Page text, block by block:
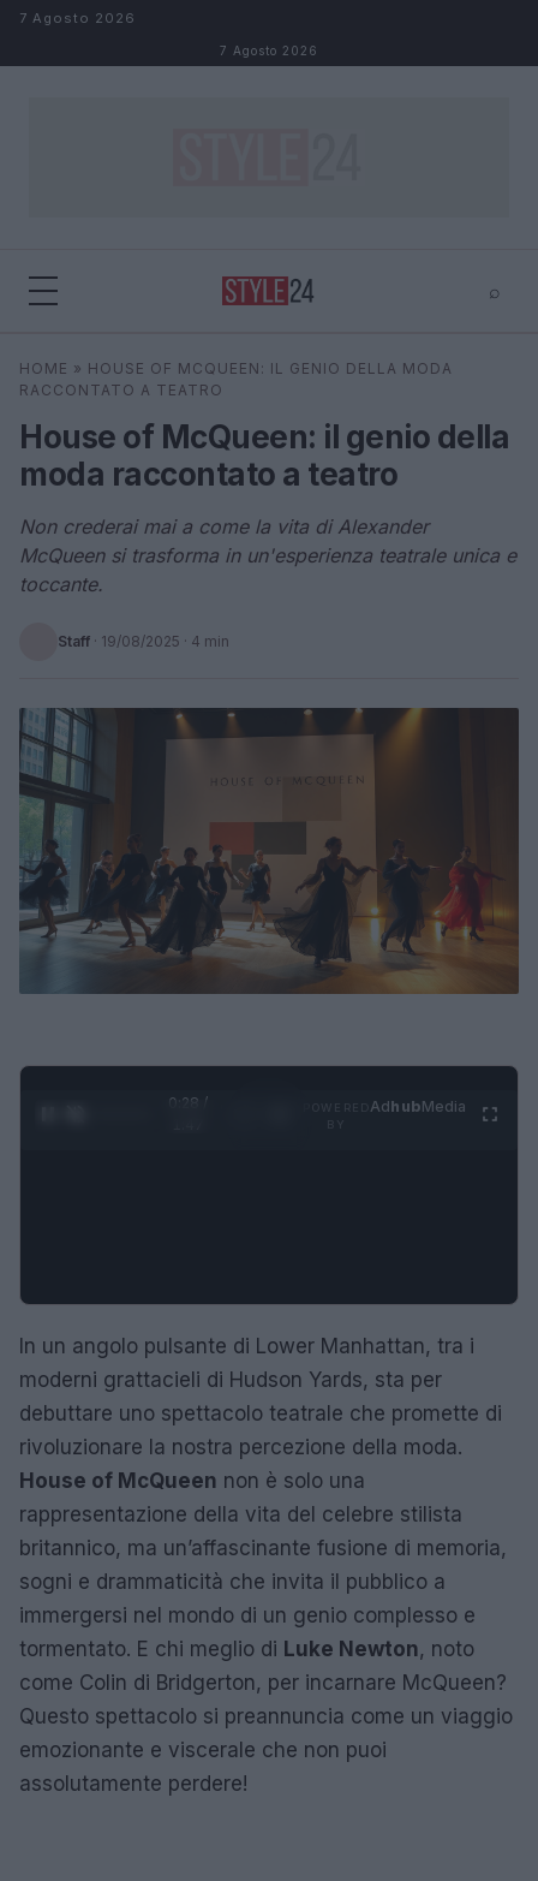
Salta al contenuto
7 Agosto 2026
7 Agosto 2026
⌕
Cerca ⌕
HOME » HOUSE OF MCQUEEN: IL GENIO DELLA MODA
RACCONTATO A TEATRO
House of McQueen: il genio della
moda raccontato a teatro
Non crederai mai a come la vita di Alexander
McQueen si trasforma in un'esperienza teatrale unica e
toccante.
Staff · 19/08/2025 · 4 min
0:29 /
AdhubMedia
In un angolo pulsante di Lower Manhattan, tra i
moderni grattacieli di Hudson Yards, sta per
debuttare uno spettacolo teatrale che promette di
rivoluzionare la nostra percezione della moda.
House of McQueen non è solo una
rappresentazione della vita del celebre stilista
britannico, ma un’affascinante fusione di memoria,
sogni e drammaticità che invita il pubblico a
immergersi nel mondo di un genio complesso e
tormentato. E chi meglio di Luke Newton, noto
come Colin di Bridgerton, per incarnare McQueen?
Questo spettacolo si preannuncia come un viaggio
emozionante e viscerale che non puoi
assolutamente perdere!